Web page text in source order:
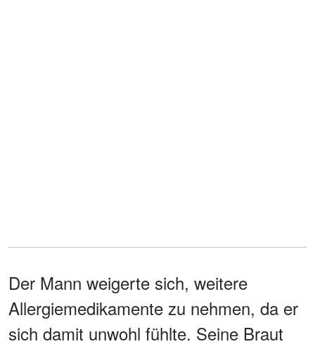
Der Mann weigerte sich, weitere
Allergiemedikamente zu nehmen, da er
sich damit unwohl fühlte. Seine Braut